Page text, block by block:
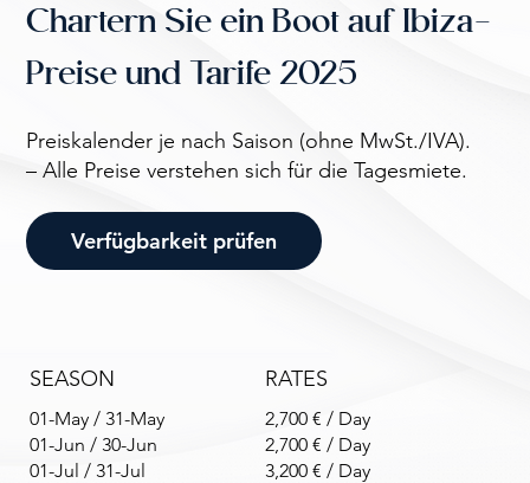
Chartern Sie ein Boot auf Ibiza-
Preise und Tarife 2025
Preiskalender je nach Saison (ohne MwSt./IVA).
– Alle Preise verstehen sich für die Tagesmiete.
Verfügbarkeit prüfen
SEASON
01-May / 31-May
01-Jun / 30-Jun
01-Jul / 31-Jul
RATES
2,700 € / Day
2,700 € / Day
3,200 € / Day